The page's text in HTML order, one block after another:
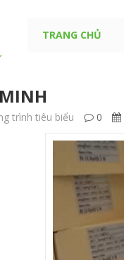
TRANG CHỦ
trình tiêu biểu 0